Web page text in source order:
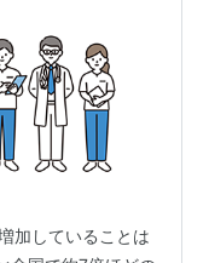
加していることは